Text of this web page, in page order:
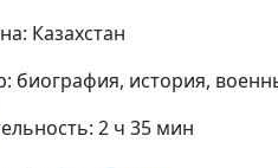
Казахстан
биография, история,
2 ч 35 мин